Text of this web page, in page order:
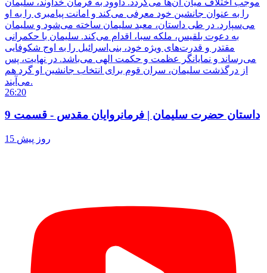
را به عنوان جانشین خود معرفی می‌کند و امانت پیامبری را به او
می‌سپارد. در طی داستان، معبد سلیمان ساخته می‌شود و سلیمان
به دعوت بلقیس، ملکه سبا، اقدام می‌کند. سلیمان با حکمرانی
مقتدر و قدرت‌های ویژه خود، بنی‌اسرائیل را به اوج شکوفایی
می‌رساند و نمایانگر عظمت و حکمت الهی می‌باشد. در نهایت، پس
از درگذشت سلیمان، سران قوم برای انتخاب جانشین او گرد هم
می‌آیند.
26:20
داستان حضرت سلیمان | فرمانروایان مقدس - قسمت 9
15 روز پیش